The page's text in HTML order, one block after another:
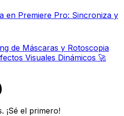
en Premiere Pro: Sincroniza y
de Máscaras y Rotoscopia
Visuales Dinámicos 🚀
¡Sé el primero!